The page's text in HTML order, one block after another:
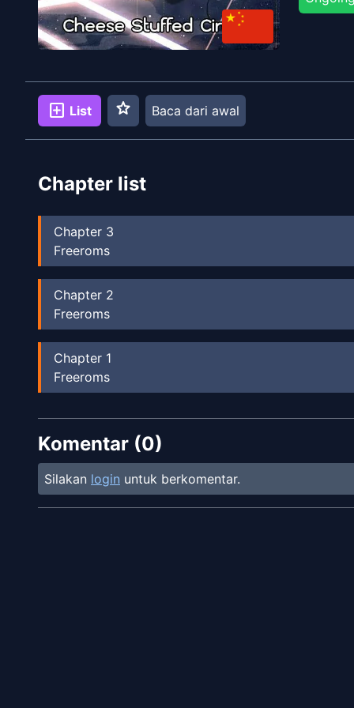
add_box List star Baca dari awal
Chapter list
Chapter 3
Freeroms
Chapter 2
Freeroms
Chapter 1
Freeroms
Komentar (0)
Silakan login untuk berkomentar.